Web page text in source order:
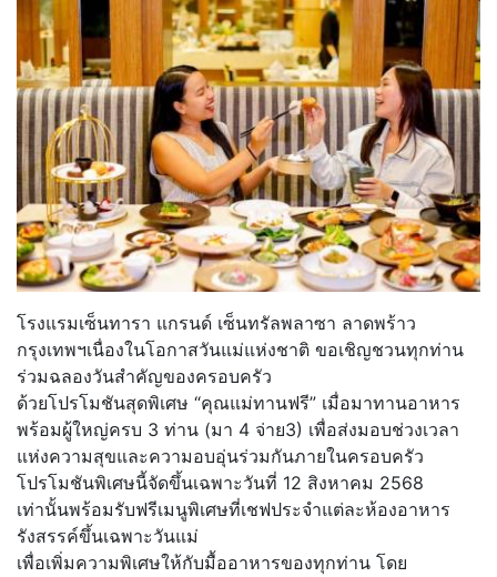
โรงแรมเซ็นทารา แกรนด์ เซ็นทรัลพลาซา ลาดพร้าว
กรุงเทพฯเนื่องในโอกาสวันแม่แห่งชาติ ขอเชิญชวนทุกท่าน
ร่วมฉลองวันสำคัญของครอบครัว
ด้วยโปรโมชันสุดพิเศษ “คุณแม่ทานฟรี” เมื่อมาทานอาหาร
พร้อมผู้ใหญ่ครบ 3 ท่าน (มา 4 จ่าย3) เพื่อส่งมอบช่วงเวลา
แห่งความสุขและความอบอุ่นร่วมกันภายในครอบครัว
โปรโมชันพิเศษนี้จัดขึ้นเฉพาะวันที่ 12 สิงหาคม 2568
เท่านั้นพร้อมรับฟรีเมนูพิเศษที่เชฟประจำแต่ละห้องอาหาร
รังสรรค์ขึ้นเฉพาะวันแม่
เพื่อเพิ่มความพิเศษให้กับมื้ออาหารของทุกท่าน โดย